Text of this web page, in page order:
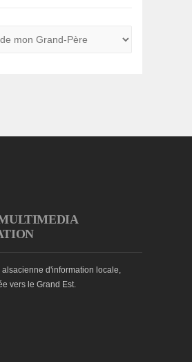
d'information locale,
vers le Grand Est.